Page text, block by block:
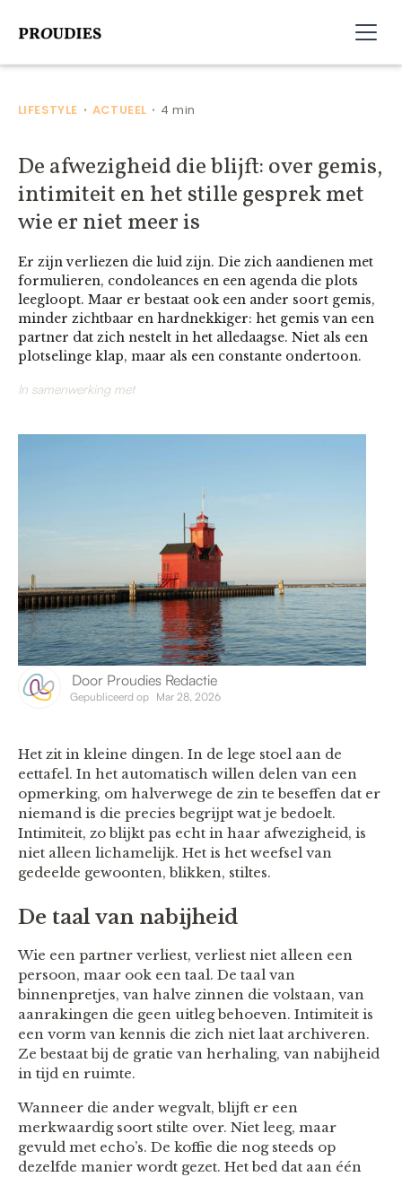
LIFESTYLE • ACTUEEL • 4 min
De afwezigheid die blijft: over gemis,
intimiteit en het stille gesprek met
wie er niet meer is
Er zijn verliezen die luid zijn. Die zich aandienen met
formulieren, condoleances en een agenda die plots
leegloopt. Maar er bestaat ook een ander soort gemis,
minder zichtbaar en hardnekkiger: het gemis van een
partner dat zich nestelt in het alledaagse. Niet als een
plotselinge klap, maar als een constante ondertoon.
In samenwerking met
Door Proudies Redactie
Gepubliceerd op Mar 28, 2026
Het zit in kleine dingen. In de lege stoel aan de
eettafel. In het automatisch willen delen van een
opmerking, om halverwege de zin te beseffen dat er
niemand is die precies begrijpt wat je bedoelt.
Intimiteit, zo blijkt pas echt in haar afwezigheid, is
niet alleen lichamelijk. Het is het weefsel van
gedeelde gewoonten, blikken, stiltes.
De taal van nabijheid
Wie een partner verliest, verliest niet alleen een
persoon, maar ook een taal. De taal van
binnenpretjes, van halve zinnen die volstaan, van
aanrakingen die geen uitleg behoeven. Intimiteit is
een vorm van kennis die zich niet laat archiveren.
Ze bestaat bij de gratie van herhaling, van nabijheid
in tijd en ruimte.
Wanneer die ander wegvalt, blijft er een
merkwaardig soort stilte over. Niet leeg, maar
gevuld met echo’s. De koffie die nog steeds op
dezelfde manier wordt gezet. Het bed dat aan één